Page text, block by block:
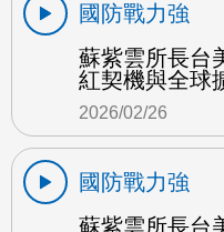
國防戰力強
蘇紫雲所長台
紅契機與全球
2026/02/26
國防戰力強
蘇紫雲所長台